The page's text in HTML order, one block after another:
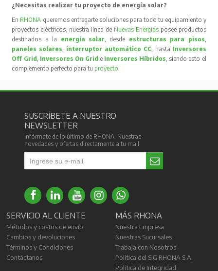
¿Necesitas realizar tu proyecto de energía solar?
En RHONA queremos entregarte soluciones para todo tu equipamiento y
proyectos eléctricos, nuestra línea de Nuevas Energíasposee productos
destinados a la energía solar , desde estructuras para pisos
paneles solares
interruptor automático CC, hasta Inversores
Off Grid Inversores On Grid e Inversores Híbridos , siendo esto el
complemento perfecto para tu proyecto
SUSCRÍBETE A NUESTRO
NEWSLETTER
Infórmate de lo último de RHONA. Nuestras
novedades y ofertas directamente a tu mail.
SERVICIO AL CLIENTE
Métodos y costos de envío
Cambios y devoluciones
Términos y Condiciones
Contáctanos
MÁS RHONA
Nuestra Empresa
Nuestras Sucursales
Trabaja con Nosotros
Política del SIG RHONA S.A.
Política de Integridad